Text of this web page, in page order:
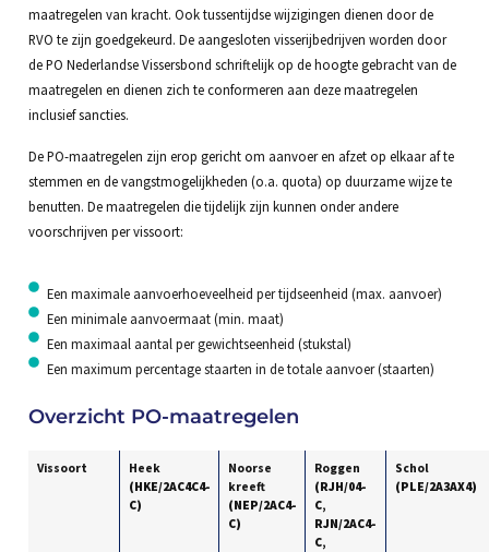
maatregelen van kracht. Ook tussentijdse wijzigingen dienen door de
RVO te zijn goedgekeurd. De aangesloten visserijbedrijven worden door
de PO Nederlandse Vissersbond schriftelijk op de hoogte gebracht van de
maatregelen en dienen zich te conformeren aan deze maatregelen
inclusief sancties.
De PO-maatregelen zijn erop gericht om aanvoer en afzet op elkaar af te
stemmen en de vangstmogelijkheden (o.a. quota) op duurzame wijze te
benutten. De maatregelen die tijdelijk zijn kunnen onder andere
voorschrijven per vissoort:
Een maximale aanvoerhoeveelheid per tijdseenheid (max. aanvoer)
Een minimale aanvoermaat (min. maat)
Een maximaal aantal per gewichtseenheid (stukstal)
Een maximum percentage staarten in de totale aanvoer (staarten)
Overzicht PO-maatregelen
Vissoort
Heek
(HKE/2AC4C4-
C)
Noorse
kreeft
(NEP/2AC4-
C)
Roggen
(RJH/04-
C,
RJN/2AC4-
C,
Schol
(PLE/2A3AX4)